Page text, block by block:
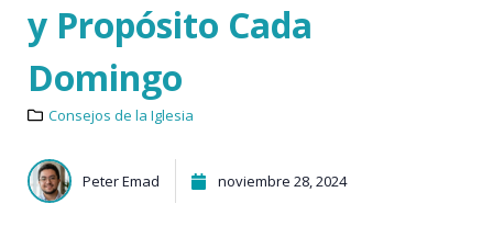
y Propósito Cada
Domingo
Consejos de la Iglesia
Peter Emad noviembre 28, 2024